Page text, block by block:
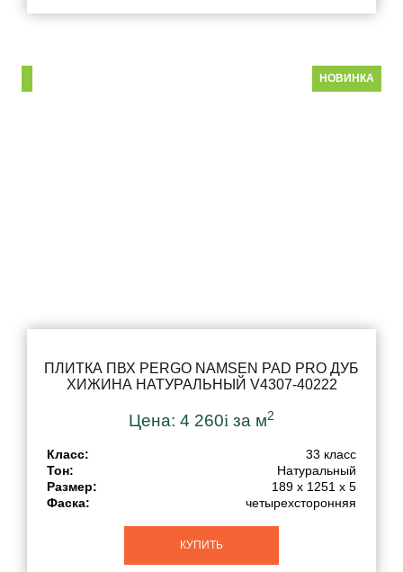
НОВИНКА
ПЛИТКА ПВХ PERGO NAMSEN PAD PRO ДУБ
ХИЖИНА НАТУРАЛЬНЫЙ V4307-40222
Цена: 4 260i за м2
Класс:
33 класс
Тон:
Натуральный
Размер:
189 x 1251 x 5
Фаска:
четырехсторонняя
КУПИТЬ